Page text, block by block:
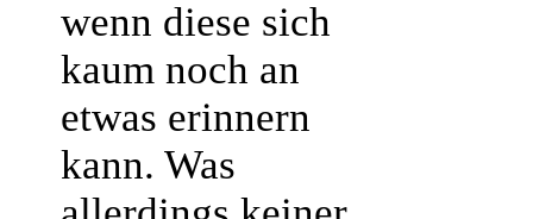
wenn diese sich
kaum noch an
etwas erinnern
kann. Was